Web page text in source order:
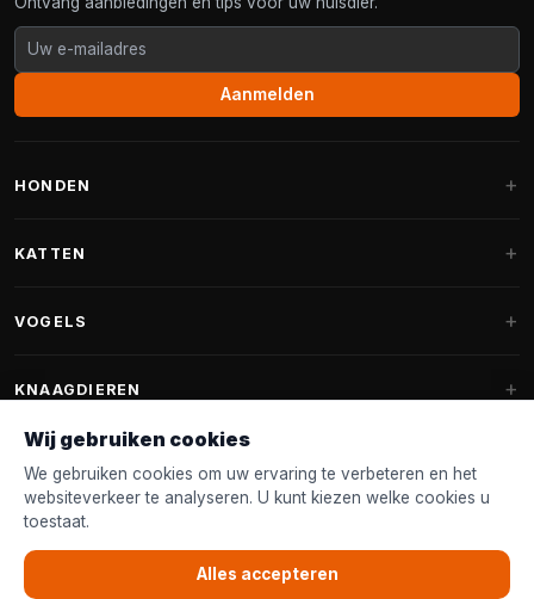
Aanmelden
HONDEN
Fantail hondenmanden
Halsband & Lijn
Shampoo & Verzorging
KATTEN
Krabpalen voor Maine Coon
Krabpaal onderdelen
Krabtonnen
Kattenmanden
VOGELS
Voederhuisjes
Nestkastjes & Nesting
Tuinvogelvoer
KNAAGDIEREN
Konijnenvoer
Knaagdierenvoer
Accessoires
FANTAIL
KLANTENSERVICE
Wij gebruiken cookies
We gebruiken cookies om uw ervaring te verbeteren en het
websiteverkeer te analyseren. U kunt kiezen welke cookies u
toestaat.
Alles accepteren